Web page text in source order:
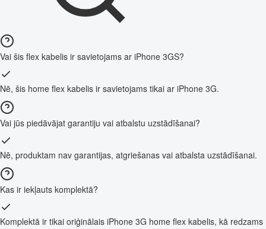
Vai šis flex kabelis ir savietojams ar iPhone 3GS?
Nē, šis home flex kabelis ir savietojams tikai ar iPhone 3G.
Vai jūs piedāvājat garantiju vai atbalstu uzstādīšanai?
Nē, produktam nav garantijas, atgriešanas vai atbalsta uzstādīšanai.
Kas ir iekļauts komplektā?
Komplektā ir tikai oriģinālais iPhone 3G home flex kabelis, kā redzams